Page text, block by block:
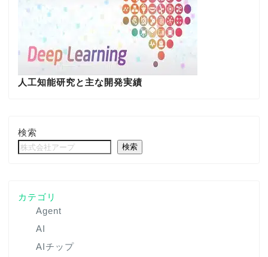
人工知能研究と主な開発実績
検索
検索
カテゴリ
Agent
AI
AIチップ